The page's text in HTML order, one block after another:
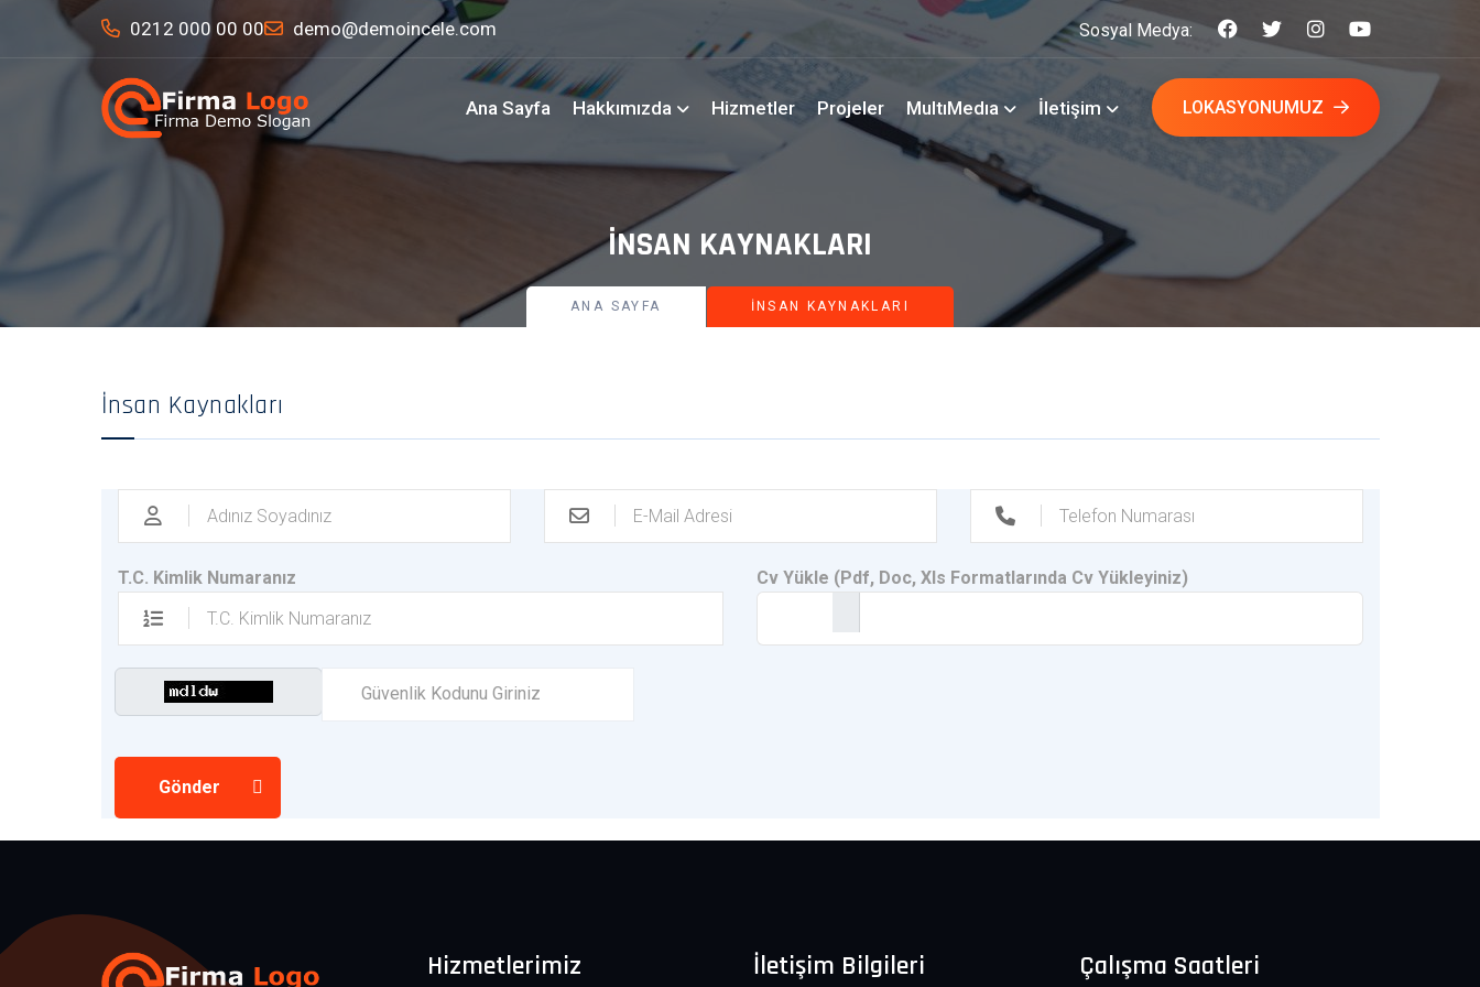
0212 000 00 00 demo@demoincele.com Sosyal Medya:
Ana Sayfa Hakkımızda Hizmetler Projeler MultıMedıa İletişim LOKASYONUMUZ
İNSAN KAYNAKLARI
ANA SAYFA İNSAN KAYNAKLARI
İnsan Kaynakları
T.C. Kimlik Numaranız Cv Yükle (Pdf, Doc, Xls Formatlarında Cv Yükleyiniz)
Gönder
Hizmetlerimiz İletişim Bilgileri Çalışma Saatleri